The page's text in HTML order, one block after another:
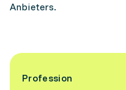
Anbieters.
Profession